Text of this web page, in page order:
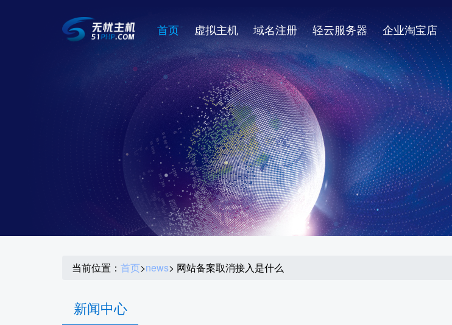
首页 虚拟主机 域名注册 轻云服务器 企业淘宝店
当前位置： 首页>news> 网站备案取消接入是什么
新闻中心